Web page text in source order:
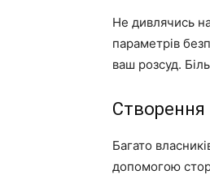
Не дивлячись
параметрів
ваш розсуд.
Створення
Багато
допомогою